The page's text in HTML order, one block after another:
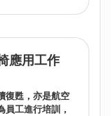
應用工作
復甦，亦是航空
員工進行培訓，